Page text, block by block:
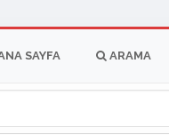
SAYFA ARAMA